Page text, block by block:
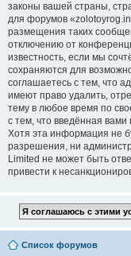
законы вашей страны,
для форумов
размещения таких
отключению от
известность, если мы
сохраняются для
соглашаетесь с тем, что
имеют право удалить,
тему в любое время по
с тем, что введённая
Хотя эта информация не
разрешения, ни
Limited не может быть
привести к
Список форумов